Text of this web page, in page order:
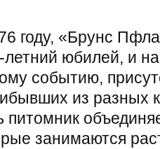
году, «Брунс
юбилей, и
событию,
из разных
питомник
занимаются